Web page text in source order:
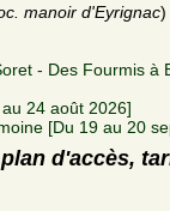
manoir d'Eyrignac)
- Des Fourmis à
24 août 2026]
[Du 19 au 20
d'accès,